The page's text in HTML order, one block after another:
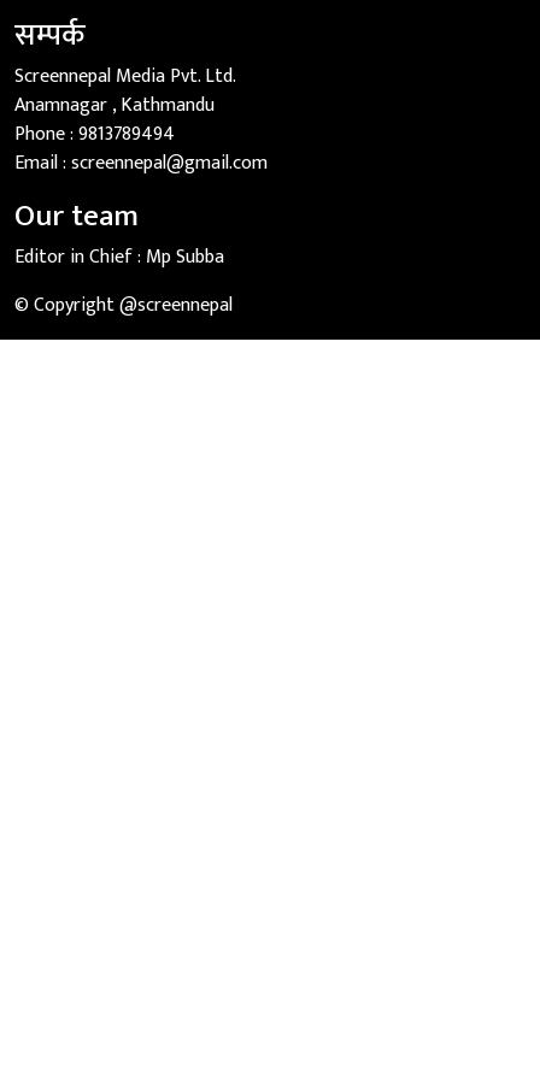
सम्पर्क
Screennepal Media Pvt. Ltd.
Anamnagar , Kathmandu
Phone :9813789494
Email :screennepal@gmail.com
Our team
Editor in Chief : Mp Subba
© Copyright @screennepal